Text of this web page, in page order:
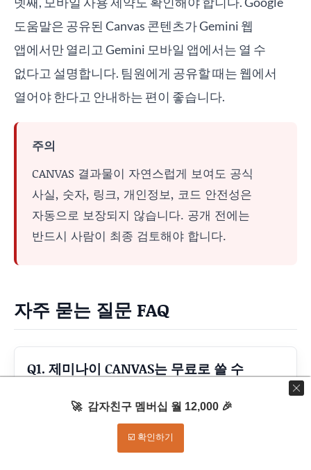
도움말은 공유된 Canvas 콘텐츠가 Gemini 웹
앱에서만 열리고 Gemini 모바일 앱에서는 열 수
없다고 설명합니다. 팀원에게 공유할 때는 웹에서
열어야 한다고 안내하는 편이 좋습니다.
주의
CANVAS 결과물이 자연스럽게 보여도 공식
사실, 숫자, 링크, 개인정보, 코드 안전성은
자동으로 보장되지 않습니다. 공개 전에는
반드시 사람이 최종 검토해야 합니다.
자주 묻는 질문 FAQ
Q1. 제미나이 CANVAS는 무료로 쓸 수
Google 도움말은 Canvas 사용 조건으로 Gemini
Apps에 로그인해야 한다고 안내합니다. 다만 기능
🚀 감자친구 멤버십 월 12,000 🎉
☑️ 확인하기